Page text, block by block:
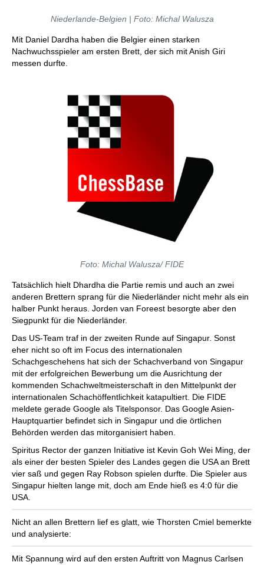
Niederlande-Belgien | Foto: Michal Walusza
Mit Daniel Dardha haben die Belgier einen starken
Nachwuchsspieler am ersten Brett, der sich mit Anish Giri
messen durfte.
Foto: Michal Walusza/ FIDE
Tatsächlich hielt Dhardha die Partie remis und auch an zwei
anderen Brettern sprang für die Niederländer nicht mehr als ein
halber Punkt heraus. Jorden van Foreest besorgte aber den
Siegpunkt für die Niederländer.
Das US-Team traf in der zweiten Runde auf Singapur. Sonst
eher nicht so oft im Focus des internationalen
Schachgeschehens hat sich der Schachverband von Singapur
mit der erfolgreichen Bewerbung um die Ausrichtung der
kommenden Schachweltmeisterschaft in den Mittelpunkt der
internationalen Schachöffentlichkeit katapultiert. Die FIDE
meldete gerade Google als Titelsponsor. Das Google Asien-
Hauptquartier befindet sich in Singapur und die örtlichen
Behörden werden das mitorganisiert haben.
Spiritus Rector der ganzen Initiative ist Kevin Goh Wei Ming, der
als einer der besten Spieler des Landes gegen die USA an Brett
vier saß und gegen Ray Robson spielen durfte. Die Spieler aus
Singapur hielten lange mit, doch am Ende hieß es 4:0 für die
USA.
Nicht an allen Brettern lief es glatt, wie Thorsten Cmiel bemerkte
und analysierte:
Mit Spannung wird auf den ersten Auftritt von Magnus Carlsen